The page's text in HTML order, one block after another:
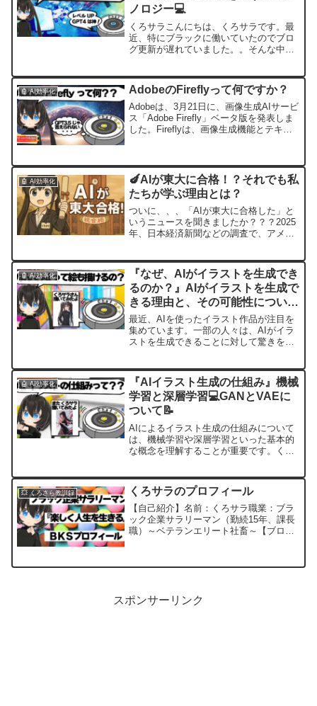
ノロジー💻
くろサラこんにちは、くろサラです。最
近、特にブラックに働いていたのでブロ
グ更新が遅れていました。。そんな中、
めておきます。じぴてぃ先生くろサラさ
ん、GPT3...
🤖 AI効率化 AdobeのFireflyって何ですか？
Adobeは、3月21日に、画像生成AIサービ
ス「Adobe Firefly」ベータ版を発表しま
した。Fireflyは、画像生成機能とテキス
な画像生成やテキストエフェ...
🤖 AI効率化
🍆AIが東大に合格！？それでも私
たちが学ぶ理由とは？
ついに、、、「AIが東大に合格した」と
いうニュースを聞きましたか？？？2025
年、日本経済新聞などの調査で、アメリ
ル”の判定を得る成績を出しました。
「え！？それって...
🤖 AI効率化
『なぜ、AIがイラストを生成でき
るのか？』AIがイラストを生成で
きる理由と、その可能性について
AIに聞いてみた💻
最近、AIを使ったイラスト作品が注目を
集めています。一部の人々は、AIがイラ
ストを生成できることに対して驚きを持
しれません。くろサラなぜAIがイラスト
を生成できるので...
🤖 AI効率化
『AIイラスト生成の仕組み』機械
学習と深層学習💻GANとVAEに
ついて📝
AIによるイラスト生成の仕組みについて
は、機械学習や深層学習といった基本的
な概念を理解することが重要です。くろ
きます📝じぴてぃ先生人工知能は学習と
分析と実行、効果検証を...
💥 くろさら教訓録 くろサラのプロフィール
【自己紹介】名前：くろサラ職業：ブラ
ック企業サラリーマン（勤続15年、課長
職）～ベテランエリート社畜～【ブログ
グ ※Ｂ（ブラック）Ｋ（企
スポンサーリンク